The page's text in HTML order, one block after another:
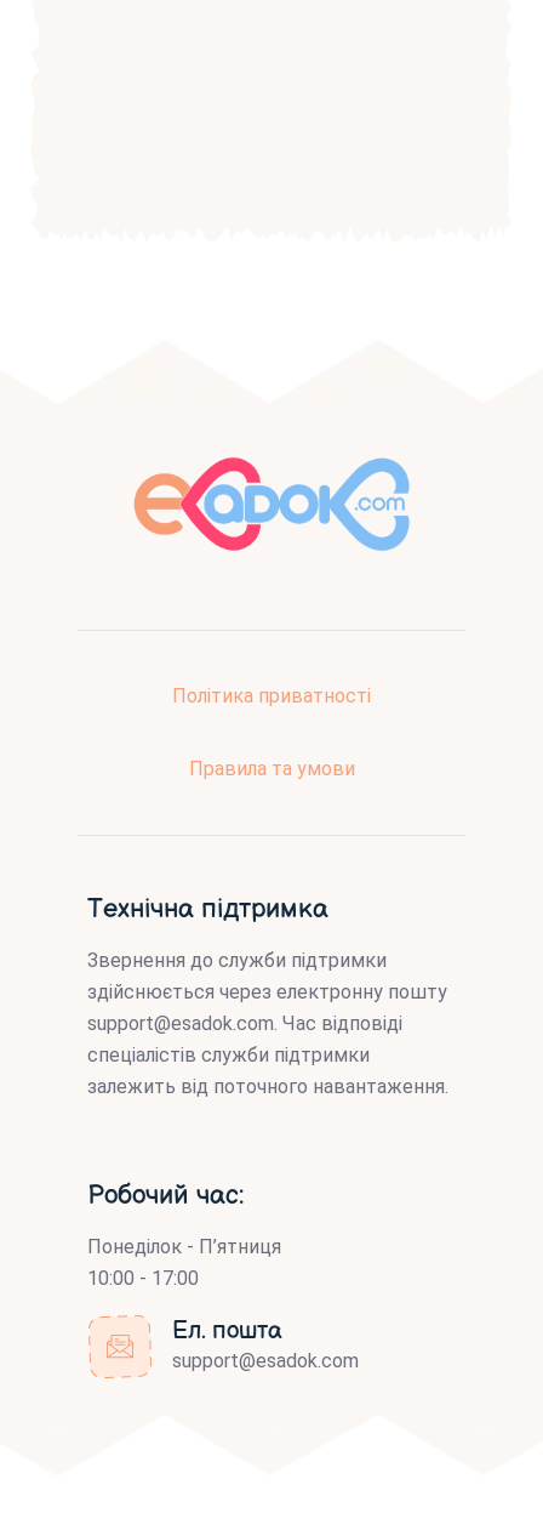
Політика приватності
Правила та умови
Технічна підтримка
Звернення до служби підтримки
здійснюється через електронну пошту
support@esadok.com. Час відповіді
спеціалістів служби підтримки
залежить від поточного навантаження.
Робочий час:
Понеділок - П’ятниця
10:00 - 17:00
Ел. пошта
support@esadok.com